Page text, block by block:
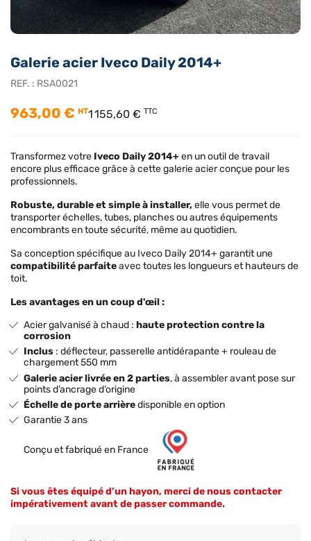
Galerie acier Iveco Daily 2014+
REF. : RSA0021
963,00 € HT1 155,60 € TTC
Transformez votre Iveco Daily 2014+ en un outil de travail
encore plus efficace grâce à cette galerie acier conçue pour les
professionnels.
Robuste, durable et simple à installer,elle vous permet de
transporter échelles, tubes, planches ou autres équipements
encombrants en toute sécurité, même au quotidien.
Sa conception spécifique au Iveco Daily 2014+ garantit une
compatibilité parfaiteavec toutes les longueurs et hauteurs de
toit.
Les avantages en un coup d'œil :
Acier galvanisé à chaud :haute protection contre la
corrosion
Inclus : déflecteur, passerelle antidérapante + rouleau de
chargement 550 mm
Galerie acier livrée en 2 parties, à assembler avant pose sur
points d’ancrage d’origine
Échelle de porte arrièredisponible en option
Garantie 3 ans
Conçu et fabriqué en France
Si vous êtes équipé d’un hayon, merci de nous contacter
impérativement avant de passer commande.